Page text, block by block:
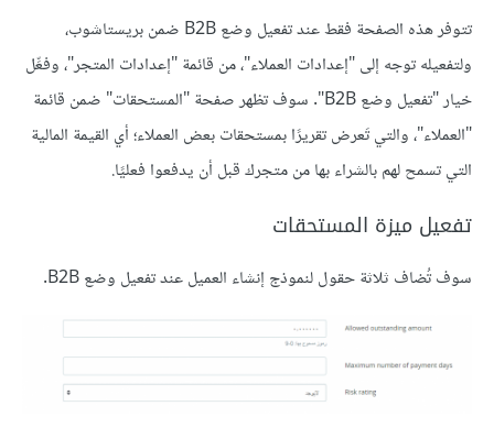
تتوفر هذه الصفحة فقط عند تفعيل وضع B2B ضمن بريستاشوب،
ولتفعيله توجه إلى "إعدادات العملاء"، من قائمة "إعدادات المتجر"، وفعِّل
خيار "تفعيل وضع B2B". سوف تظهر صفحة "المستحقات" ضمن قائمة
"العملاء"، والتي تَعرض تقريرًا بمستحقات بعض العملاء؛ أي القيمة المالية
التي تسمح لهم بالشراء بها من متجرك قبل أن يدفعوا فعليًا.
تفعيل ميزة المستحقات
سوف تُضاف ثلاثة حقول لنموذج إنشاء العميل عند تفعيل وضع B2B.